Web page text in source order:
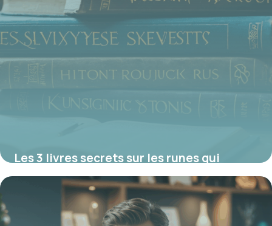
Les 3 livres secrets sur les runes qui
révèlent leur pouvoir mystique, pratique
et historique
21 juillet 2025